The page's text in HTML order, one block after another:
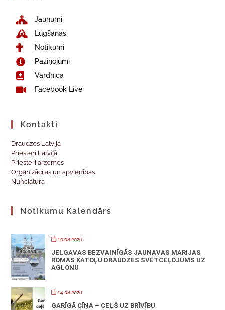
Jaunumi
Lūgšanas
Notikumi
Paziņojumi
Vārdnīca
Facebook Live
Kontakti
Draudzes Latvijā
Priesteri Latvijā
Priesteri ārzemēs
Organizācijas un apvienības
Nunciatūra
Notikumu Kalendārs
10.08.2026.
JELGAVAS BEZVAINĪGĀS JAUNAVAS MARIJAS
ROMAS KATOĻU DRAUDZES SVĒTCEĻOJUMS UZ
AGLONU
14.08.2026.
GARĪGĀ CĪŅA – CEĻŠ UZ BRĪVĪBU